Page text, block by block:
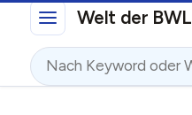
Direkt zum InhaltWelt der BWL
Suche